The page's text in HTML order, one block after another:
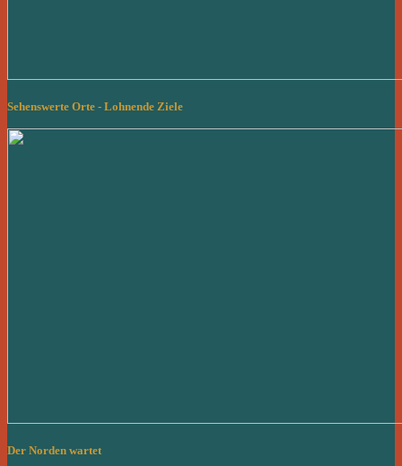
Sehenswerte Orte - Lohnende Ziele
Der Norden wartet